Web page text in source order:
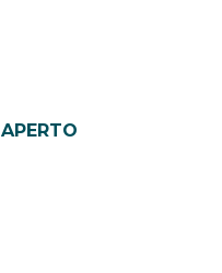
APERTO